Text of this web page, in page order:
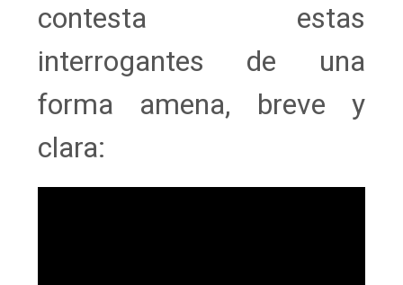
contesta estas
interrogantes de una
forma amena, breve y
clara: